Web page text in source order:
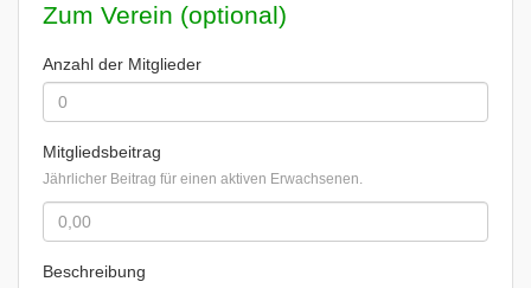
Zum Verein (optional)
Anzahl der Mitglieder
Mitgliedsbeitrag
Jährlicher Beitrag für einen aktiven Erwachsenen.
Beschreibung